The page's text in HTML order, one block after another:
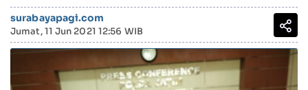
surabayapagi.com
Jumat, 11 Jun 2021 12:56 WIB